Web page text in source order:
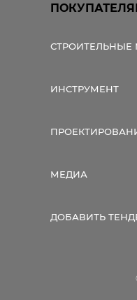
СТРОИТЕЛЬНЫЕ
ИНСТРУМЕНТ
МЕДИА
ДОБАВИТЬ